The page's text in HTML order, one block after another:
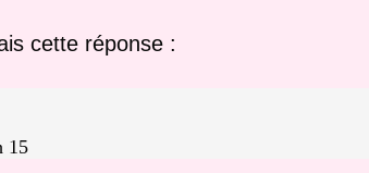
cette réponse :
15